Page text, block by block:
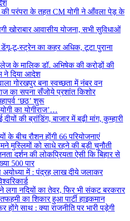
की परंपरा के तहत CM योगी ने आँवला पेड़ के
खोराबार आवासीय योजना, सभी सुविधाओं
टू-स्ट्रेन का कहर अधिक, टूटा पुराना
के मालिक डॉ. अभिषेक की करोड़ों की
ने दिया आदेश
गोरखपुर बना स्वच्छता में नंबर वन
का सपना सँजोये प्रशांत किशोर
‘छठ’ शुरू
का योगीराज’…
की ब्रांडिंग, बाजार में बढ़ी मांग, कुम्हारी
के बीच रौशन होंगी 66 परियोजनाएं
मुस्लिमों को साधे रहने की बड़ी चुनौती
दर्शन की लोकप्रियता ऐसी कि बिहार से
500 पार
अयोध्या में : पंद्रह लाख दीये जलाकर
लगा नदियों का तेवर, फिर भी संकट बरकरार
का शिकार हुआ पार्टी हाइकमान
साथ : क्या राजनीति पर भारी पड़ेगी